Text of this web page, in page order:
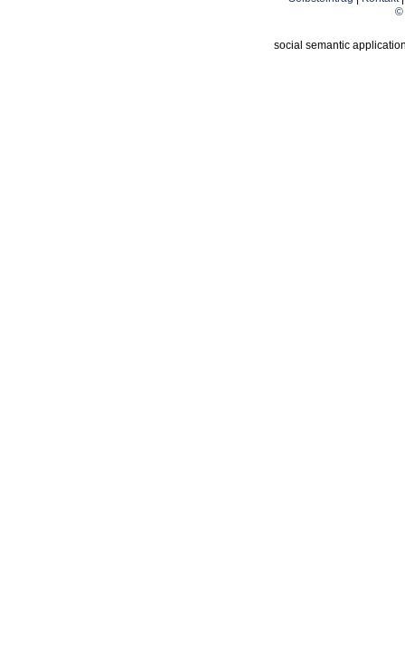
©
social semantic